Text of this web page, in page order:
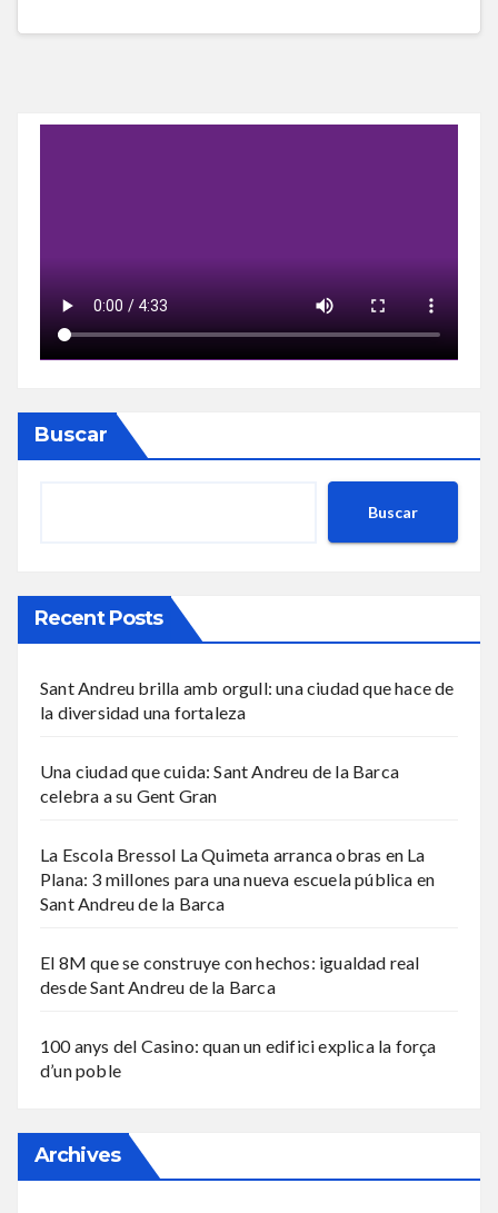
Buscar
Buscar
Recent Posts
Sant Andreu brilla amb orgull: una ciudad que hace de
la diversidad una fortaleza
Una ciudad que cuida: Sant Andreu de la Barca
celebra a su Gent Gran
La Escola Bressol La Quimeta arranca obras en La
Plana: 3 millones para una nueva escuela pública en
Sant Andreu de la Barca
El 8M que se construye con hechos: igualdad real
desde Sant Andreu de la Barca
100 anys del Casino: quan un edifici explica la força
d’un poble
Archives